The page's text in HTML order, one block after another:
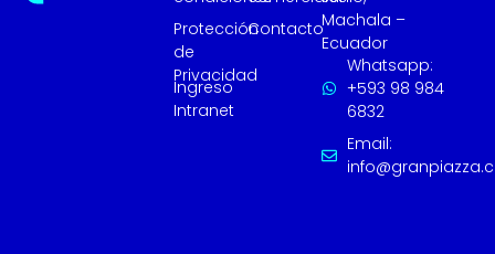
Contacto
Protección
de
Privacidad
Ingreso
Intranet
Machala –
Ecuador
Whatsapp:
+593 98 984
6832
Email: